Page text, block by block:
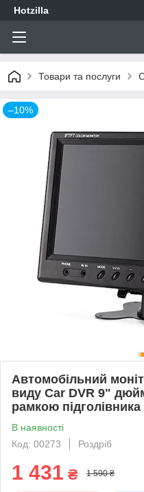
Hotzilla
Товари та послуги
–10%
Автомобільний
виду Car DVR 9"
рамкою підголівника
В наявності
Код: 00273
Роздріб
1 431 ₴ 1 590 ₴